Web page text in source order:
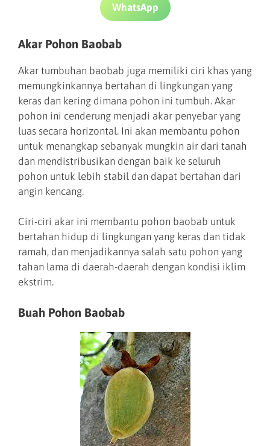
WhatsApp
Akar Pohon Baobab
Akar tumbuhan baobab juga memiliki ciri khas yang
memungkinkannya bertahan di lingkungan yang
keras dan kering dimana pohon ini tumbuh. Akar
pohon ini cenderung menjadi akar penyebar yang
luas secara horizontal. Ini akan membantu pohon
untuk menangkap sebanyak mungkin air dari tanah
dan mendistribusikan dengan baik ke seluruh
pohon untuk lebih stabil dan dapat bertahan dari
angin kencang.
Ciri-ciri akar ini membantu pohon baobab untuk
bertahan hidup di lingkungan yang keras dan tidak
ramah, dan menjadikannya salah satu pohon yang
tahan lama di daerah-daerah dengan kondisi iklim
ekstrim.
Buah Pohon Baobab